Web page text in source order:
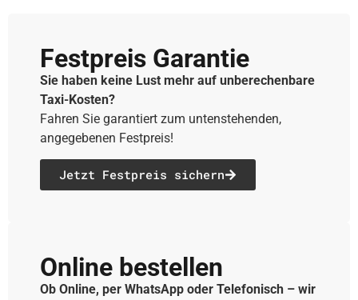
Festpreis Garantie
Sie haben keine Lust mehr auf unberechenbare
Taxi-Kosten?
Fahren Sie garantiert zum untenstehenden,
angegebenen Festpreis!
Jetzt Festpreis sichern
Online bestellen
Ob Online, per WhatsApp oder Telefonisch – wir